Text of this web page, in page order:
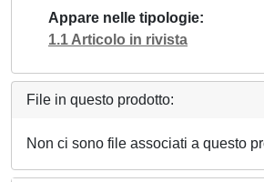
Appare nelle tipologie
1.1 Articolo in rivista
File in questo prodotto:
Non ci sono file associati a questo